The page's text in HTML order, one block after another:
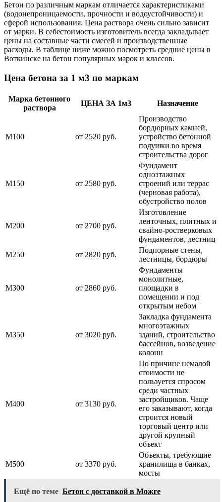
Бетон по различным маркам отличается характеристиками
(водонепроницаемости, прочности и водоустойчивости) и
сферой использования. Цена раствора очень сильно зависит
от марки. В себестоимость изготовитель всегда закладывает
цены на составные части смесей и производственные
расходы. В таблице ниже можно посмотреть средние цены в
Воткинске на бетон популярных марок и классов.
Цена бетона за 1 м3 по маркам
Марка бетонного
раствора
ЦЕНА ЗА 1м3 Назначение
М100 от 2520 руб.
Производство
бордюрных камней,
устройство бетонной
подушки во время
строительства дорог
М150 от 2580 руб.
Фундамент
одноэтажных
строений или террас
(черновая работа),
обустройство полов
М200 от 2700 руб.
Изготовление
ленточных, плитных и
свайно-ростверковых
фундаментов, лестниц
М250
от 2820 руб.
Подпорные стены,
лестницы, бордюры
М300 от 2860 руб.
Фундаменты
монолитные,
площадки в
помещении и под
открытым небом
М350 от 3020 руб.
Закладка фундамента
многоэтажных
зданий, строительство
бассейнов, возведение
колонн
М400 от 3130 руб.
По причине немалой
стоимости не
пользуется спросом
среди частных
застройщиков. Чаще
его заказывают, когда
строится новый
торговый центр или
другой крупный
объект
М500 от 3370 руб.
Объекты, требующие
хранилища в банках,
мосты
Ещё по теме Бетон с доставкой в Можге